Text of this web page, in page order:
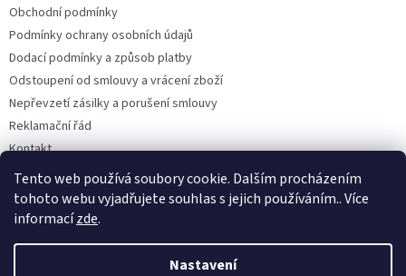
Tento web používá soubory cookie. Dalším procházením
tohoto webu vyjadřujete souhlas s jejich používáním.. Více
informacízde.
Nastavení
Obchodní podmínky
Podmínky ochrany osobních údajů
Dodací podmínky a způsob platby
Odstoupení od smlouvy a vrácení zboží
Nepřevzetí zásilky a porušení smlouvy
Reklamační řád
Kontakt
Napište nám